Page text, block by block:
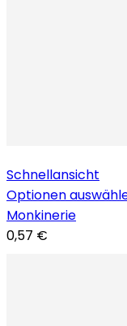
Schnellansicht
Optionen
Monkinerie
0,57 €